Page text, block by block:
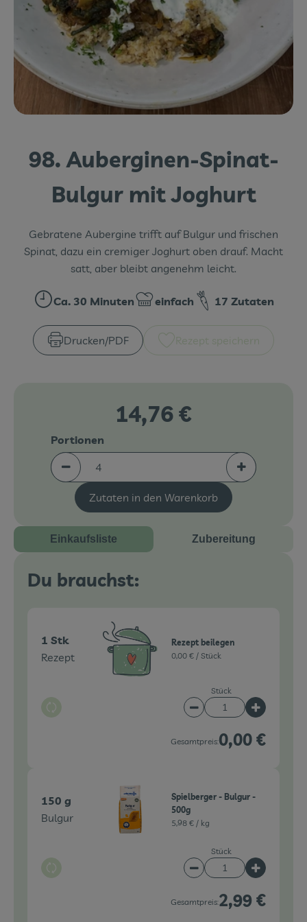
Themenwelten
Obst & Gemüse
Frischetheke
Vorratskammer
Getränke
Firmenkunden
Veranstaltungen
98. Auberginen-Spinat-
Bulgur mit Joghurt
Gebratene Aubergine trifft auf Bulgur und frischen
Spinat, dazu ein cremiger Joghurt oben drauf. Macht
satt, aber bleibt angenehm leicht.
Zubreitungszeit:
Ca. 30 Minuten
Schwierigkeit:
einfach 17 Zutaten
Drucken​/​PDF Rezept speichern
14,76 €
Portionen verringern (aktuell 4 Portionen
Portionen
Portionen
Zutaten in den Warenkorb
Einkaufsliste Zubereitung
Du brauchst:
1 Stk
Rezept
Auswahl ändern
Rezept beilegen
0,00 € / Stück
Stück
Artikelanzahl
Gesamtpreis:0,00 €
150 g
Bulgur
Auswahl ändern
Spielberger - Bulgur -
500g
5,98 € / kg
Stück
Artikelanzahl
Gesamtpreis:2,99 €